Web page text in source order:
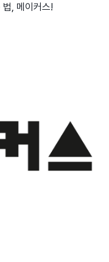
, 메이커스!